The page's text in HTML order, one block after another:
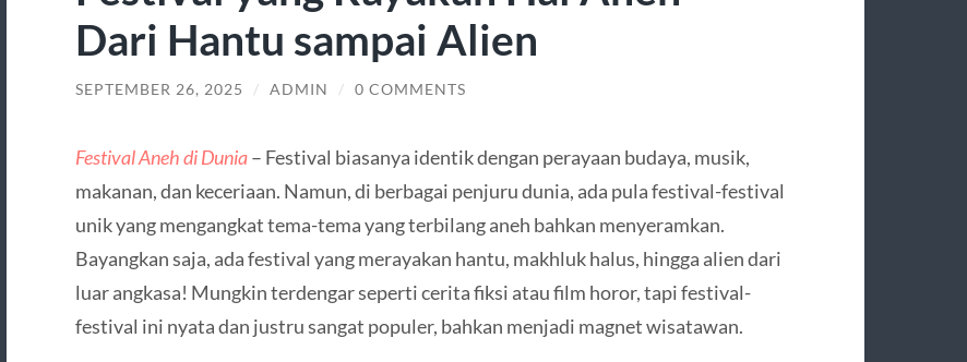
Dari Hantu sampai Alien
SEPTEMBER 26, 2025 / ADMIN / 0 COMMENTS
Festival Aneh di Dunia– Festival biasanya identik dengan perayaan budaya, musik,
makanan, dan keceriaan. Namun, di berbagai penjuru dunia, ada pula festival-festival
unik yang mengangkat tema-tema yang terbilang aneh bahkan menyeramkan.
Bayangkan saja, ada festival yang merayakan hantu, makhluk halus, hingga alien dari
luar angkasa! Mungkin terdengar seperti cerita fiksi atau film horor, tapi festival-
festival ini nyata dan justru sangat populer, bahkan menjadi magnet wisatawan.